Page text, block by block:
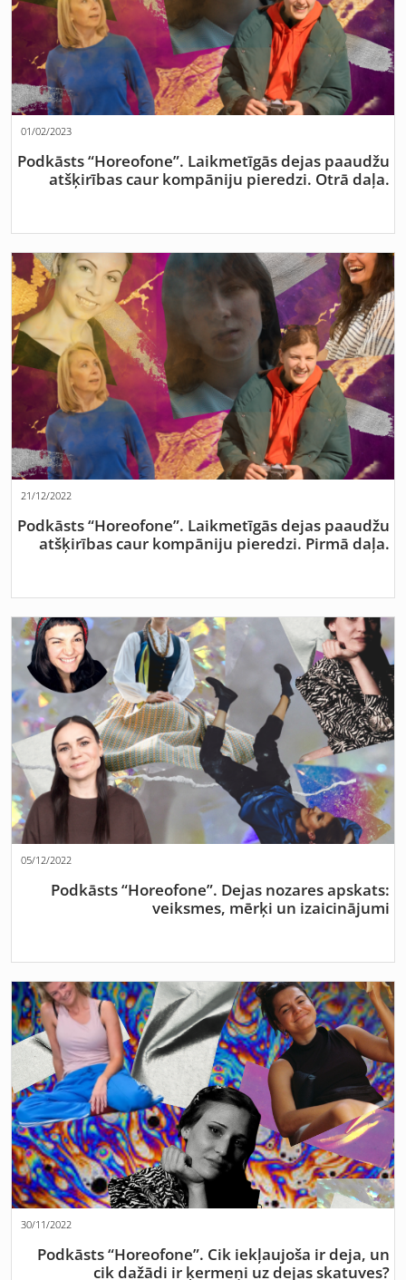
01/02/2023
Podkāsts “Horeofone”. Laikmetīgās dejas paaudžu
atšķirības caur kompāniju pieredzi. Otrā daļa.
21/12/2022
Podkāsts “Horeofone”. Laikmetīgās dejas paaudžu
atšķirības caur kompāniju pieredzi. Pirmā daļa.
05/12/2022
Podkāsts “Horeofone”. Dejas nozares apskats:
veiksmes, mērķi un izaicinājumi
30/11/2022
Podkāsts “Horeofone”. Cik iekļaujoša ir deja, un
cik dažādi ir ķermeņi uz dejas skatuves?